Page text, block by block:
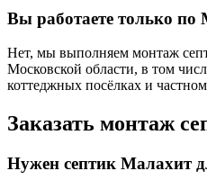
Вы работаете только по
Нет, мы выполняем монтаж
Московской области, в том
коттеджных посёлках и частном
Заказать монтаж
Нужен септик Малахит